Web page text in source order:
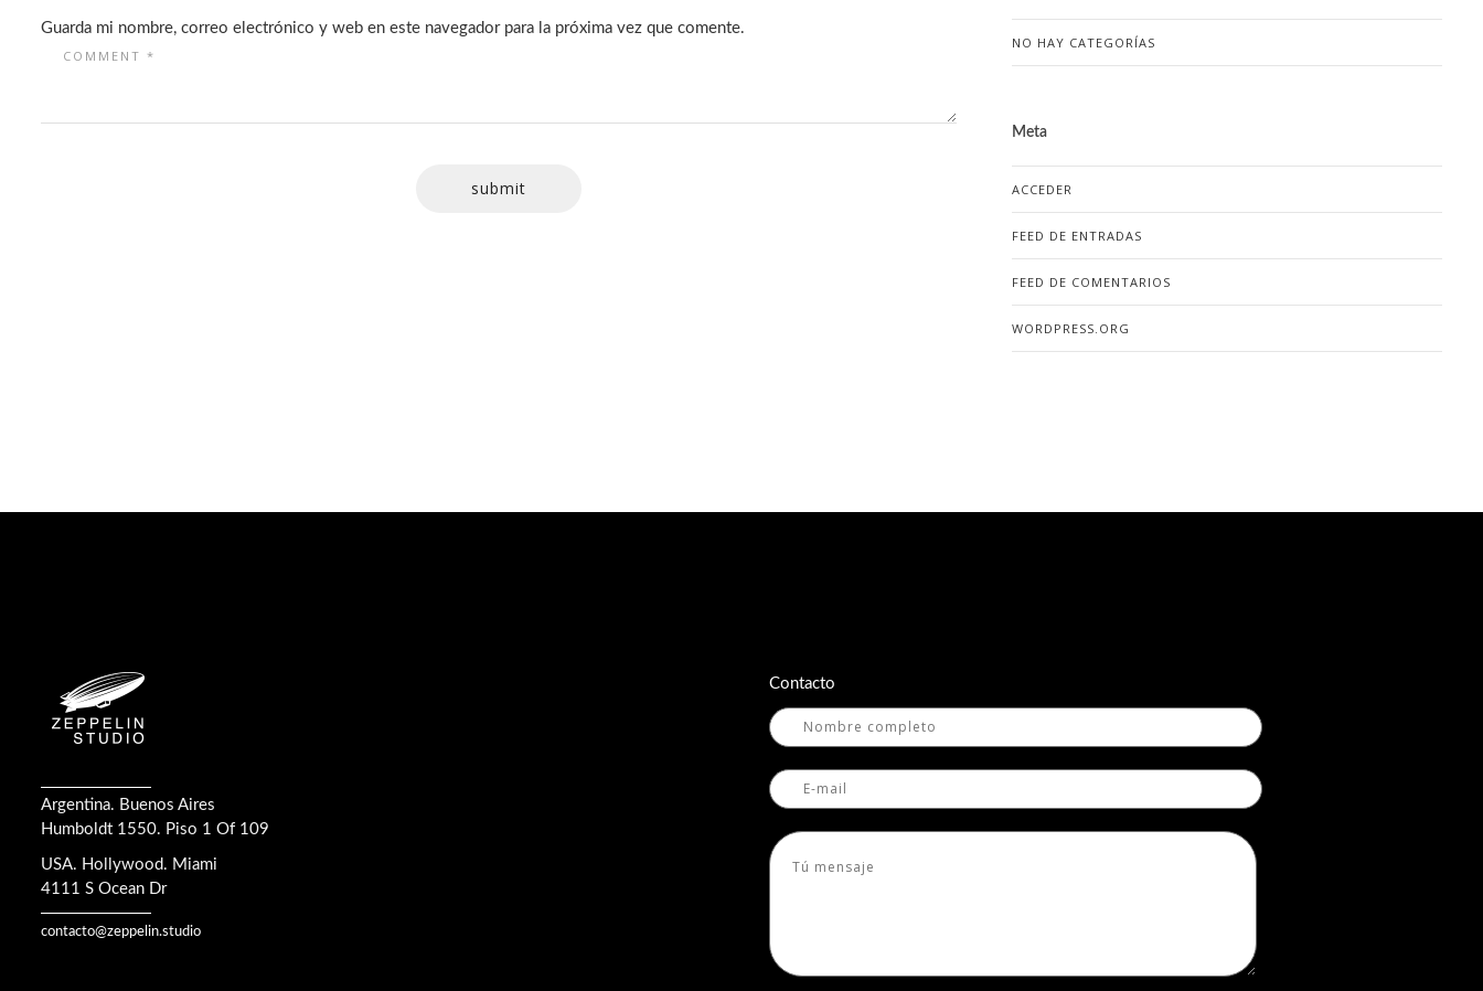
Guarda mi nombre, correo electrónico y web en este navegador para la próxima vez que comente.
NO HAY CATEGORÍAS
Meta
ACCEDER
FEED DE ENTRADAS
FEED DE COMENTARIOS
WORDPRESS.ORG
Argentina. Buenos Aires
Humboldt 1550. Piso 1 Of 109
USA. Hollywood. Miami
4111 S Ocean Dr
contacto@zeppelin.studio
Contacto